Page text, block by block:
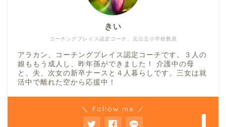
コーチングプレイス認定コーチ、元公立小学校教員
きい
アラカン、コーチングプレイス認定コーチです。３人の
娘ももう成人し、昨年孫ができました！ 介護中の母
と、夫、次女の新卒ナースと４人暮らしです。三女は就
活中で離れた空から応援中！
＼ Follow me ／
グ申し込み